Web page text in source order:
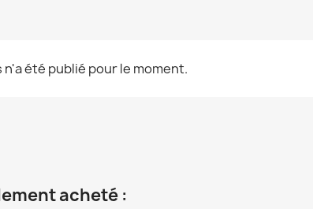
n'a été publié pour le moment.
acheté :